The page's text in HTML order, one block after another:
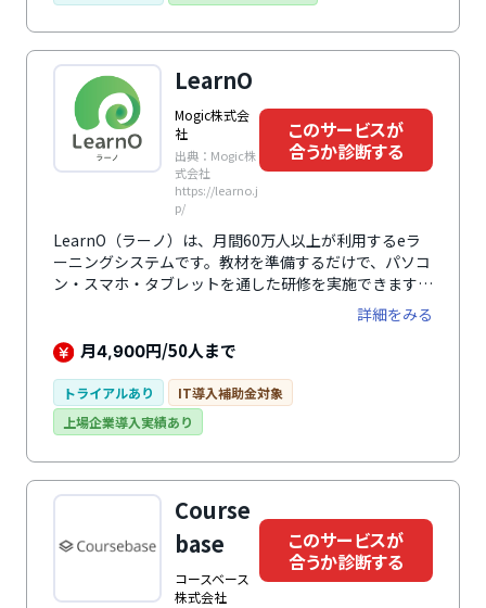
LearnO
Mogic株式会
社
出典：Mogic株
式会社
https://learno.j
p/
このサービスが
合うか診断する
LearnO（ラーノ）は、月間60万人以上が利用するeラ
ーニングシステムです。教材を準備するだけで、パソコ
ン・スマホ・タブレットを通した研修を実施できます。
コンテンツ制作、システム構築、eラーニングのコンサ
詳細をみる
月4,900円/50人まで
トライアルあり
IT導入補助金対象
上場企業導入実績あり
Course
base
コースベース
株式会社
このサービスが
合うか診断する